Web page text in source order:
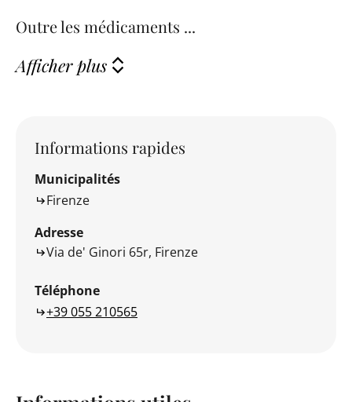
Outre les médicaments ...
Afficher plus
Informations rapides
Municipalités
Firenze
Adresse
Via de' Ginori 65r, Firenze
Téléphone
+39 055 210565